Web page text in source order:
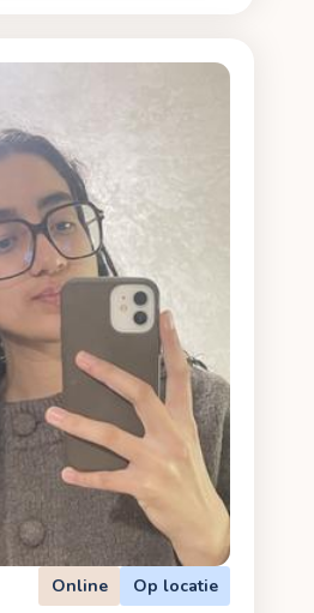
Online Op locatie